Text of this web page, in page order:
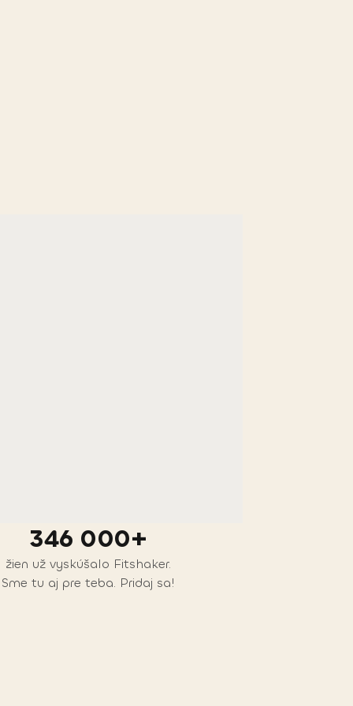
346 000+
žien už vyskúšalo Fitshaker.
Sme tu aj pre teba. Pridaj sa!